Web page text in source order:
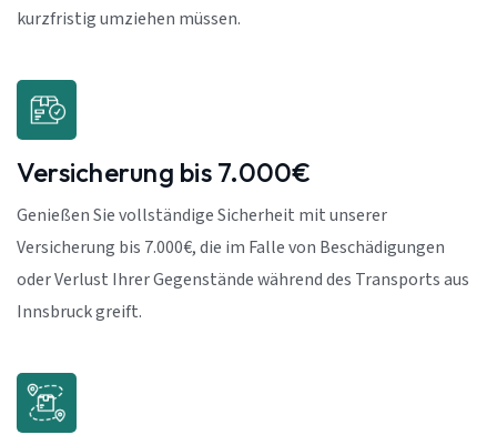
kurzfristig umziehen müssen.
Versicherung bis 7.000€
Genießen Sie vollständige Sicherheit mit unserer
Versicherung bis 7.000€, die im Falle von Beschädigungen
oder Verlust Ihrer Gegenstände während des Transports aus
Innsbruck greift.